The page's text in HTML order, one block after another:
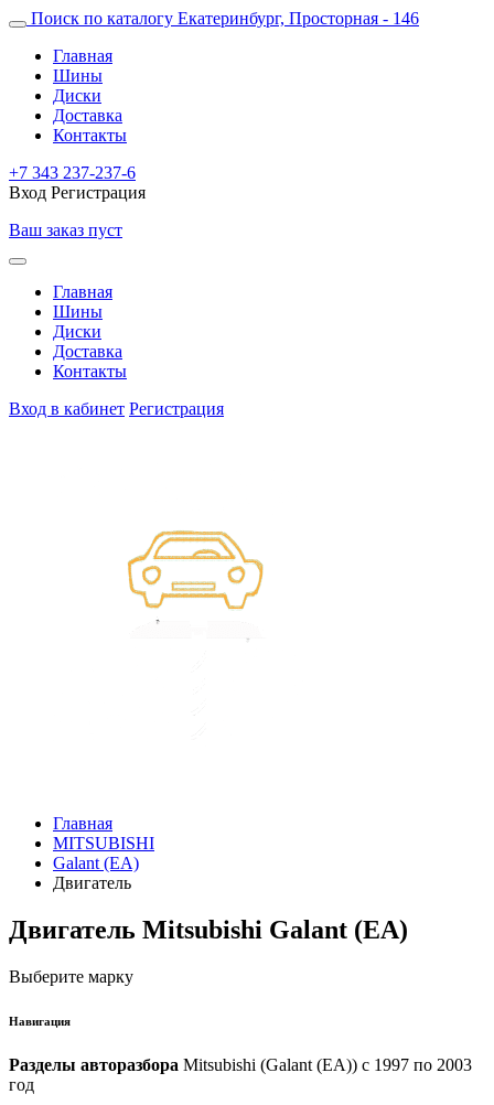
Поиск по каталогу Екатеринбург, Просторная - 146
Главная
Шины
Диски
Доставка
Контакты
+7 343 237-237-6
Вход Регистрация
Ваш заказ пуст
Главная
Шины
Диски
Доставка
Контакты
Вход в кабинет Регистрация
Главная
MITSUBISHI
Galant (EA)
Двигатель
Двигатель Mitsubishi Galant (EA)
Выберите марку
Навигация
Разделы авторазбора Mitsubishi (Galant (EA)) с 1997 по 2003
год